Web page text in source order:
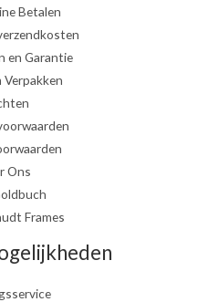
Betalen
en Garantie
Verpakken
Ons
Frames